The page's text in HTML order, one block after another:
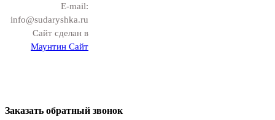
E-mail:
info@sudaryshka.ru
Сайт сделан в
Маунтин Сайт
Заказать обратный звонок